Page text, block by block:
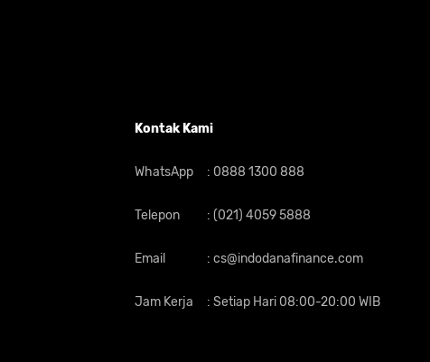
Kontak Kami
WhatsApp : 0888 1300 888
Telepon : (021) 4059 5888
Email : cs@indodanafinance.com
Jam Kerja : Setiap Hari 08:00-20:00 WIB